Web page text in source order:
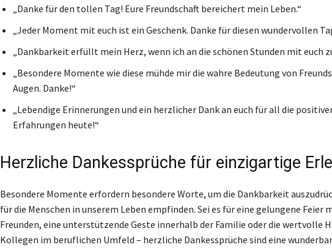
„Danke für den tollen Tag! Eure Freundschaft bereichert mein Leben.“
„Jeder Moment mit euch ist ein Geschenk. Danke für diesen wundervollen
„Dankbarkeit erfüllt mein Herz, wenn ich an die schönen Stunden mit euch
„Besondere Momente wie diese mühde mir die wahre Bedeutung von
Augen. Danke!“
„Lebendige Erinnerungen und ein herzlicher Dank an euch für all die
Erfahrungen heute!“
Herzliche Dankessprüche für einzigartige
Besondere Momente erfordern besondere Worte, um die Dankbarkeit
für die Menschen in unserem Leben empfinden. Sei es für eine gelungene Feier
Freunden, eine unterstützende Geste innerhalb der Familie oder die wertvolle
Kollegen im beruflichen Umfeld – herzliche Dankessprüche sind eine